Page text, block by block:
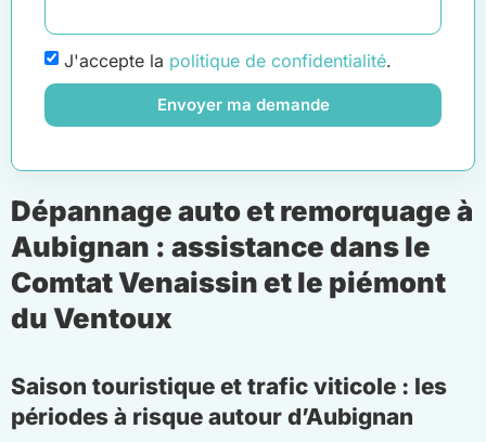
J'accepte la politique de confidentialité.
Envoyer ma demande
Dépannage auto et remorquage à
Aubignan : assistance dans le
Comtat Venaissin et le piémont
du Ventoux
Saison touristique et trafic viticole : les
périodes à risque autour d’Aubignan